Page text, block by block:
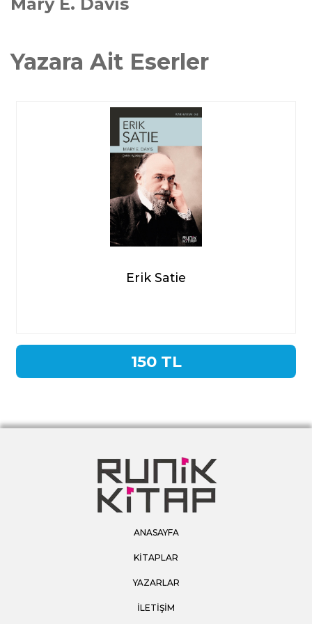
Yazara Ait Eserler
Erik Satie
150 TL
ANASAYFA
KİTAPLAR
YAZARLAR
İLETİŞİM